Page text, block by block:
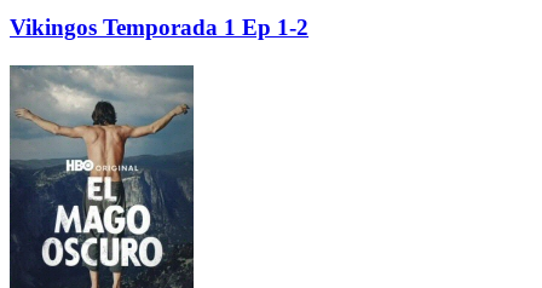
Vikingos Temporada 1 Ep 1-2